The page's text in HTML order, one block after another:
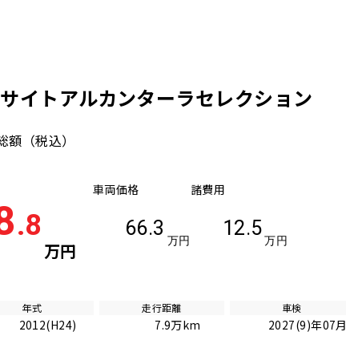
イトアルカンターラセレクション
額 （税込）
.8
万円
車両価格
66.3
万円
諸費用
12.5
万円
年式
2012(H24)
走行距離
7.9万km
車検
2027(9)年07月